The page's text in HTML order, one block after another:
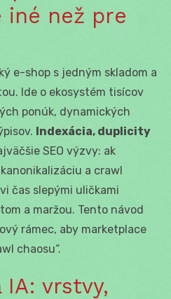
iné než pre
e-shop s jedným skladom a
Ide o ekosystém tisícov
ponúk, dynamických
Indexácia, duplicity
SEO výzvy: ak
a crawl
čas slepými uličkami
a maržou. Tento návod
rámec, aby marketplace
chaosu“.
vrstvy,